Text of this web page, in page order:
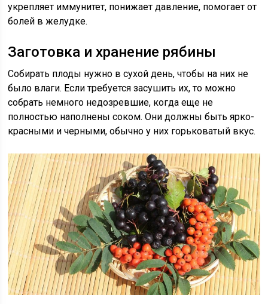
укрепляет иммунитет, понижает давление, помогает от
болей в желудке.
Заготовка и хранение рябины
Собирать плоды нужно в сухой день, чтобы на них не
было влаги. Если требуется засушить их, то можно
собрать немного недозревшие, когда еще не
полностью наполнены соком. Они должны быть ярко-
красными и черными, обычно у них горьковатый вкус.